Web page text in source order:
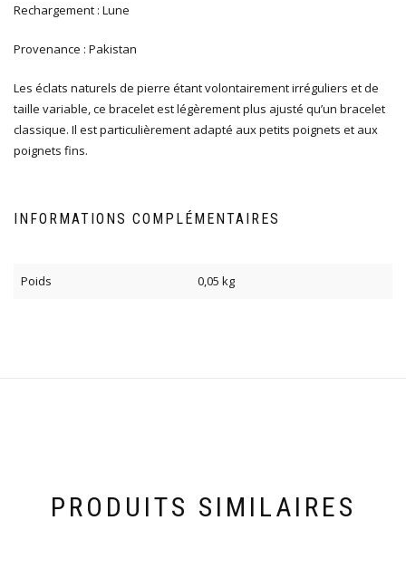
Rechargement : Lune
Provenance : Pakistan
Les éclats naturels de pierre étant volontairement irréguliers et de
taille variable, ce bracelet est légèrement plus ajusté qu’un bracelet
classique. Il est particulièrement adapté aux petits poignets et aux
poignets fins.
INFORMATIONS COMPLÉMENTAIRES
Poids 0,05 kg
PRODUITS SIMILAIRES